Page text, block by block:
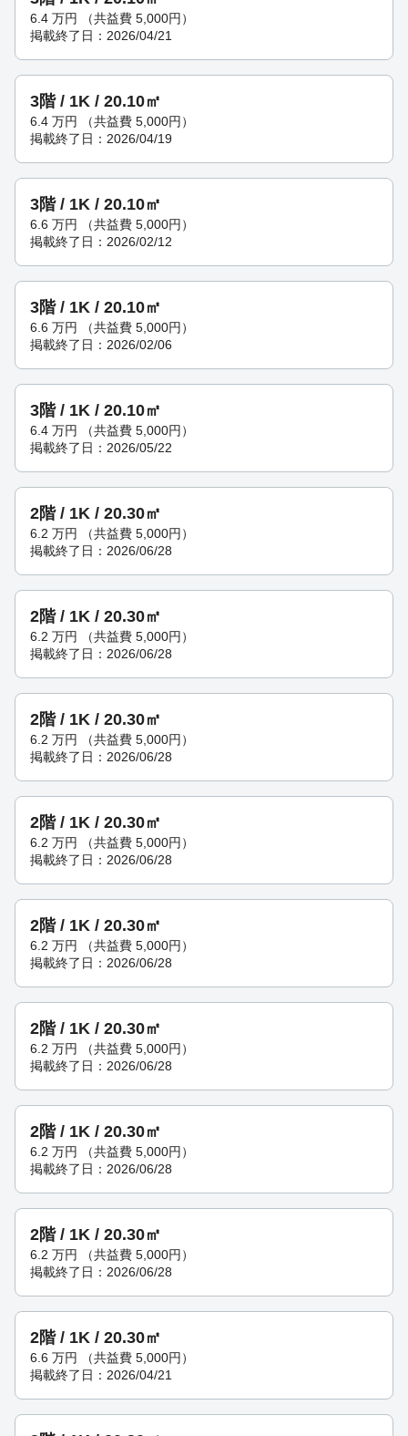
6.4 万円 （共益費 5,000円）
掲載終了日：2026/04/21
3階 / 1K / 20.10㎡
6.4 万円 （共益費 5,000円）
掲載終了日：2026/04/19
3階 / 1K / 20.10㎡
6.6 万円 （共益費 5,000円）
掲載終了日：2026/02/12
3階 / 1K / 20.10㎡
6.6 万円 （共益費 5,000円）
掲載終了日：2026/02/06
3階 / 1K / 20.10㎡
6.4 万円 （共益費 5,000円）
掲載終了日：2026/05/22
2階 / 1K / 20.30㎡
6.2 万円 （共益費 5,000円）
掲載終了日：2026/06/28
2階 / 1K / 20.30㎡
6.2 万円 （共益費 5,000円）
掲載終了日：2026/06/28
2階 / 1K / 20.30㎡
6.2 万円 （共益費 5,000円）
掲載終了日：2026/06/28
2階 / 1K / 20.30㎡
6.2 万円 （共益費 5,000円）
掲載終了日：2026/06/28
2階 / 1K / 20.30㎡
6.2 万円 （共益費 5,000円）
掲載終了日：2026/06/28
2階 / 1K / 20.30㎡
6.2 万円 （共益費 5,000円）
掲載終了日：2026/06/28
2階 / 1K / 20.30㎡
6.2 万円 （共益費 5,000円）
掲載終了日：2026/06/28
2階 / 1K / 20.30㎡
6.2 万円 （共益費 5,000円）
掲載終了日：2026/06/28
2階 / 1K / 20.30㎡
6.6 万円 （共益費 5,000円）
掲載終了日：2026/04/21